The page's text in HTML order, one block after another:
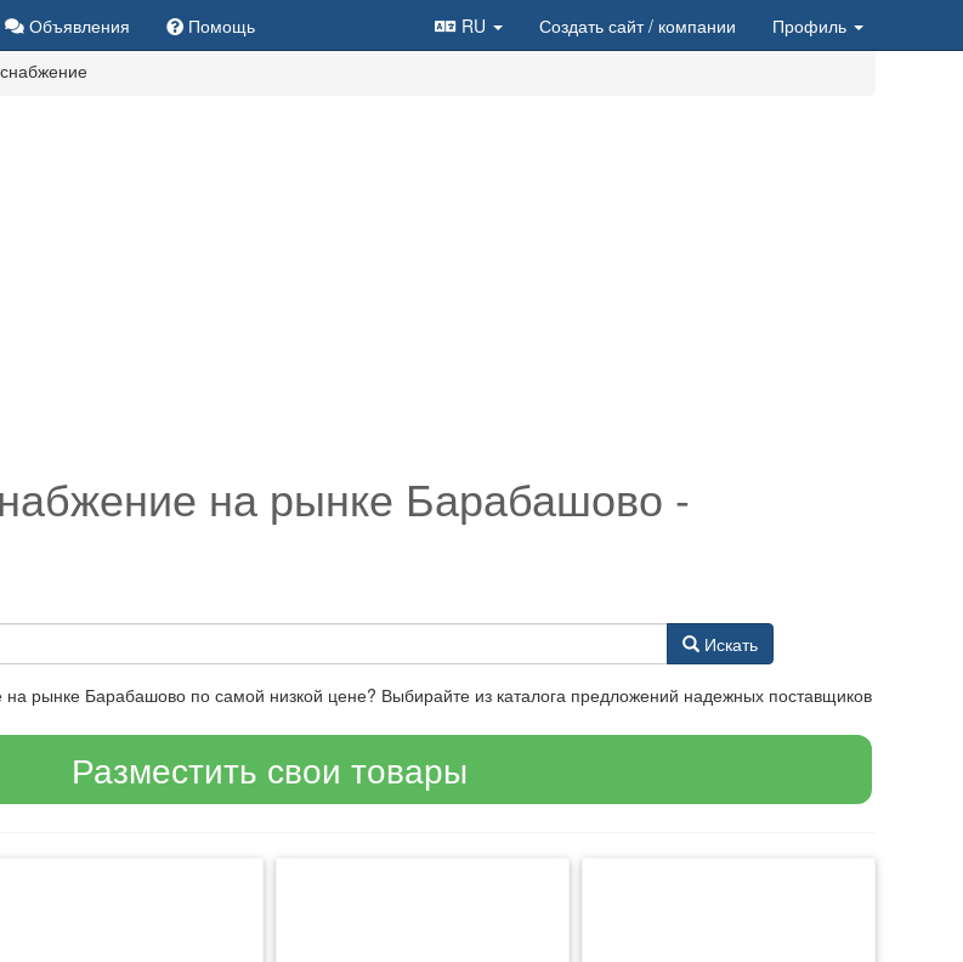
Объявления Помощь RU Создать сайт/ компании
Профиль
на рынке Барабашово -
Искать
на рынке Барабашово по самой низкой цене? Выбирайте из каталога предложений надежных поставщиков
Разместить свои товары